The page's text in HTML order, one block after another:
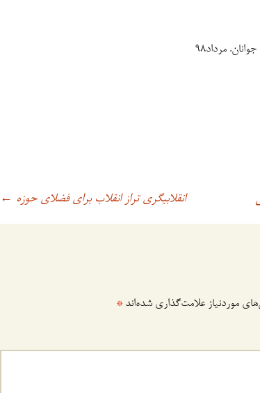
مرداد۹٨
انقلابیگری تراز انقلاب برای فضلای حوزه ←
موردنیاز علامت‌گذاری شده‌اند *